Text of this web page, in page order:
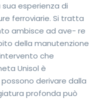
esperienza di
ferroviarie. Si tratta
ambisce ad ave- re
della manutenzione
che
Unisol è
derivare dalla
profonda può